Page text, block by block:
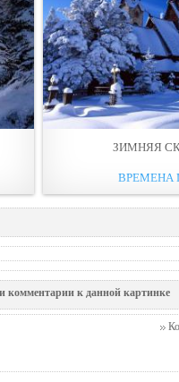
ЗИМНЯЯ
ВРЕМЕНА
комментарии к данной картинке